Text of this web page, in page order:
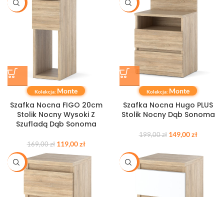
-30%
Kolekcja: Monte
Szafka Nocna FIGO 20cm
Stolik Nocny Wysoki Z
Szufladą Dąb Sonoma
169,00zł 119,00zł
-25%
Kolekcja: Monte
Szafka Nocna Hugo PLUS
Stolik Nocny Dąb Sonoma
199,00zł 149,00zł
-20% -20%